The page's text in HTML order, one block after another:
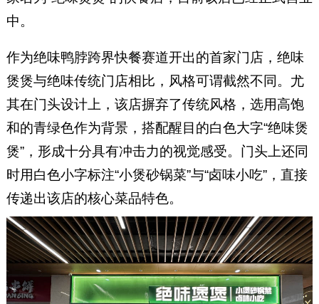
中。
作为绝味鸭脖跨界快餐赛道开出的首家门店，绝味
煲煲与绝味传统门店相比，风格可谓截然不同。尤
其在门头设计上，该店摒弃了传统风格，选用高饱
和的青绿色作为背景，搭配醒目的白色大字“绝味煲
煲”，形成十分具有冲击力的视觉感受。门头上还同
时用白色小字标注“小煲砂锅菜”与“卤味小吃”，直接
传递出该店的核心菜品特色。